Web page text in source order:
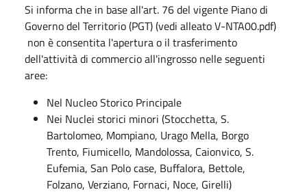
Si informa che in base all'art. 76 del vigente Piano di
Governo del Territorio (PGT) (vedi alleato V-NTA00.pdf)​
non è consentita l'apertura o il trasferimento
dell'attività di commercio all'ingrosso nelle seguenti
aree:
Nel Nucleo Storico Principale
Nei Nuclei storici minori (Stocchetta, S.
Bartolomeo, Mompiano, Urago Mella, Borgo
Trento, Fiumicello, Mandolossa, Caionvico, S.
Eufemia, San Polo case, Buffalora, Bettole,
Folzano, Verziano, Fornaci, Noce, Girelli)